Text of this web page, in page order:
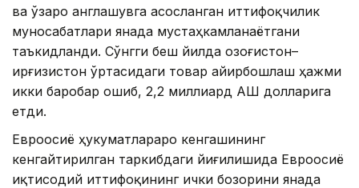
ва ўзаро англашувга асосланган иттифоқчилик
муносабатлари янада мустаҳкамланаётгани
таъкидланди. Сўнгги беш йилда Қозоғистон–
Қирғизистон ўртасидаги товар айирбошлаш ҳажми
икки баробар ошиб, 2,2 миллиард АҚШ долларига
етди.
Евроосиё ҳукуматлараро кенгашининг
кенгайтирилган таркибдаги йиғилишида Евроосиё
иқтисодий иттифоқининг ички бозорини янада